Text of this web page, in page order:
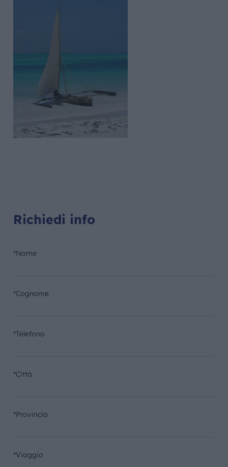
Richiedi info
*Nome
*Cognome
*Telefono
*Città
*Provincia
*Viaggio